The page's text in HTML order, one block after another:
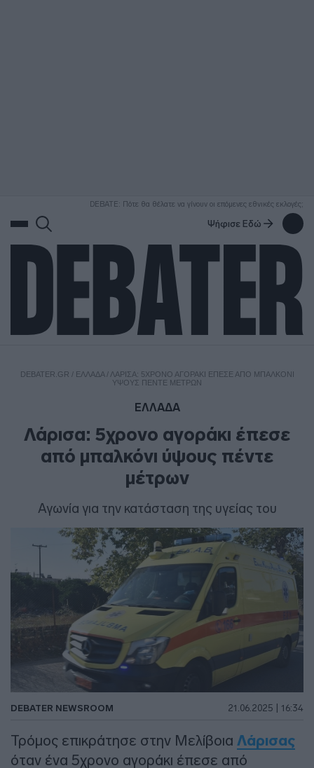
DEBATE: Πότε θα θέλατε να γίνουν οι επόμενες εθνικές εκλογές;
Ψήφισε Εδώ
DEBATER.GR / ΕΛΛΑΔΑ/ ΛΆΡΙΣΑ: 5ΧΡΟΝΟ ΑΓΟΡΆΚΙ ΈΠΕΣΕ ΑΠΌ ΜΠΑΛΚΌΝΙ
ΎΨΟΥΣ ΠΈΝΤΕ ΜΈΤΡΩΝ
ΕΛΛΑΔΑ
Λάρισα: 5χρονο αγοράκι έπεσε
από μπαλκόνι ύψους πέντε
μέτρων
Αγωνία για την κατάσταση της υγείας του
DEBATER NEWSROOM 21.06.2025 | 16:34
Τρόμος επικράτησε στην Μελίβοια Λάρισας
όταν ένα 5χρονο αγοράκι έπεσε από